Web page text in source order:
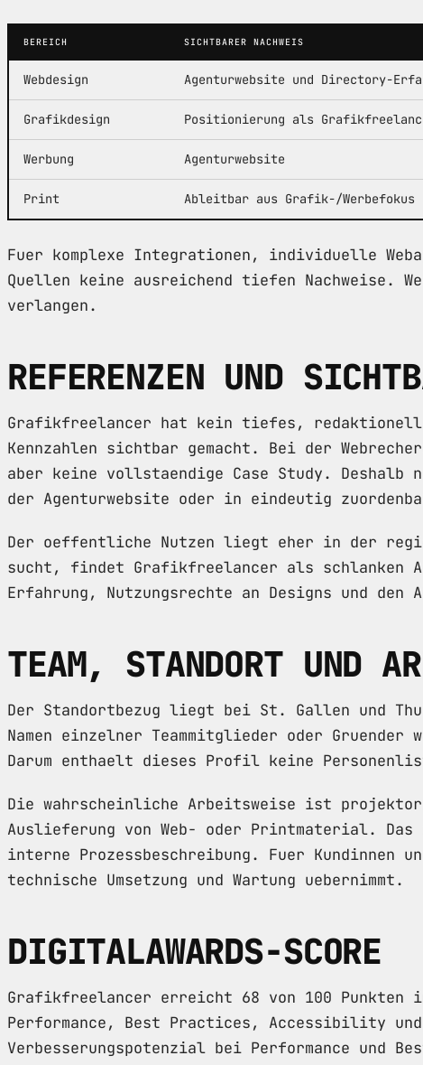
BEREICH SICHTBARER NACHWEIS
Webdesign Agenturwebsite und Directory-
Grafikdesign Positionierung als
Werbung Agenturwebsite
Print Ableitbar aus Grafik-/Werbefokus
Fuer komplexe Integrationen, individuelle
Quellen keine ausreichend tiefen Nachweise.
verlangen.
REFERENZEN UND
Grafikfreelancer hat kein tiefes, redaktionell
Kennzahlen sichtbar gemacht. Bei der
aber keine vollstaendige Case Study.
der Agenturwebsite oder in eindeutig
Der oeffentliche Nutzen liegt eher in der
sucht, findet Grafikfreelancer als schlanken
Erfahrung, Nutzungsrechte an Designs und
TEAM, STANDORT UND
Der Standortbezug liegt bei St. Gallen und
Namen einzelner Teammitglieder oder
Darum enthaelt dieses Profil keine
Die wahrscheinliche Arbeitsweise ist
Auslieferung von Web- oder Printmaterial.
interne Prozessbeschreibung. Fuer
technische Umsetzung und Wartung uebernimmt.
DIGITALAWARDS-SCORE
Grafikfreelancer erreicht 68 von 100 Punkten
Performance, Best Practices, Accessibility
Verbesserungspotenzial bei Performance und